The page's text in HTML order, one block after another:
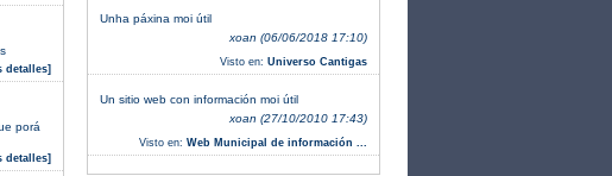
detalles]
porá
detalles]
Unha páxina moi útil
xoan (06/06/2018 17:10)
Visto en:Universo Cantigas
Un sitio web con información moi útil
xoan (27/10/2010 17:43)
Visto en:Web Municipal de información ...